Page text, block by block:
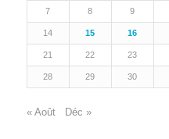
7 8 9
14 15 16
21 22 23
28 29 30
« Août Déc »